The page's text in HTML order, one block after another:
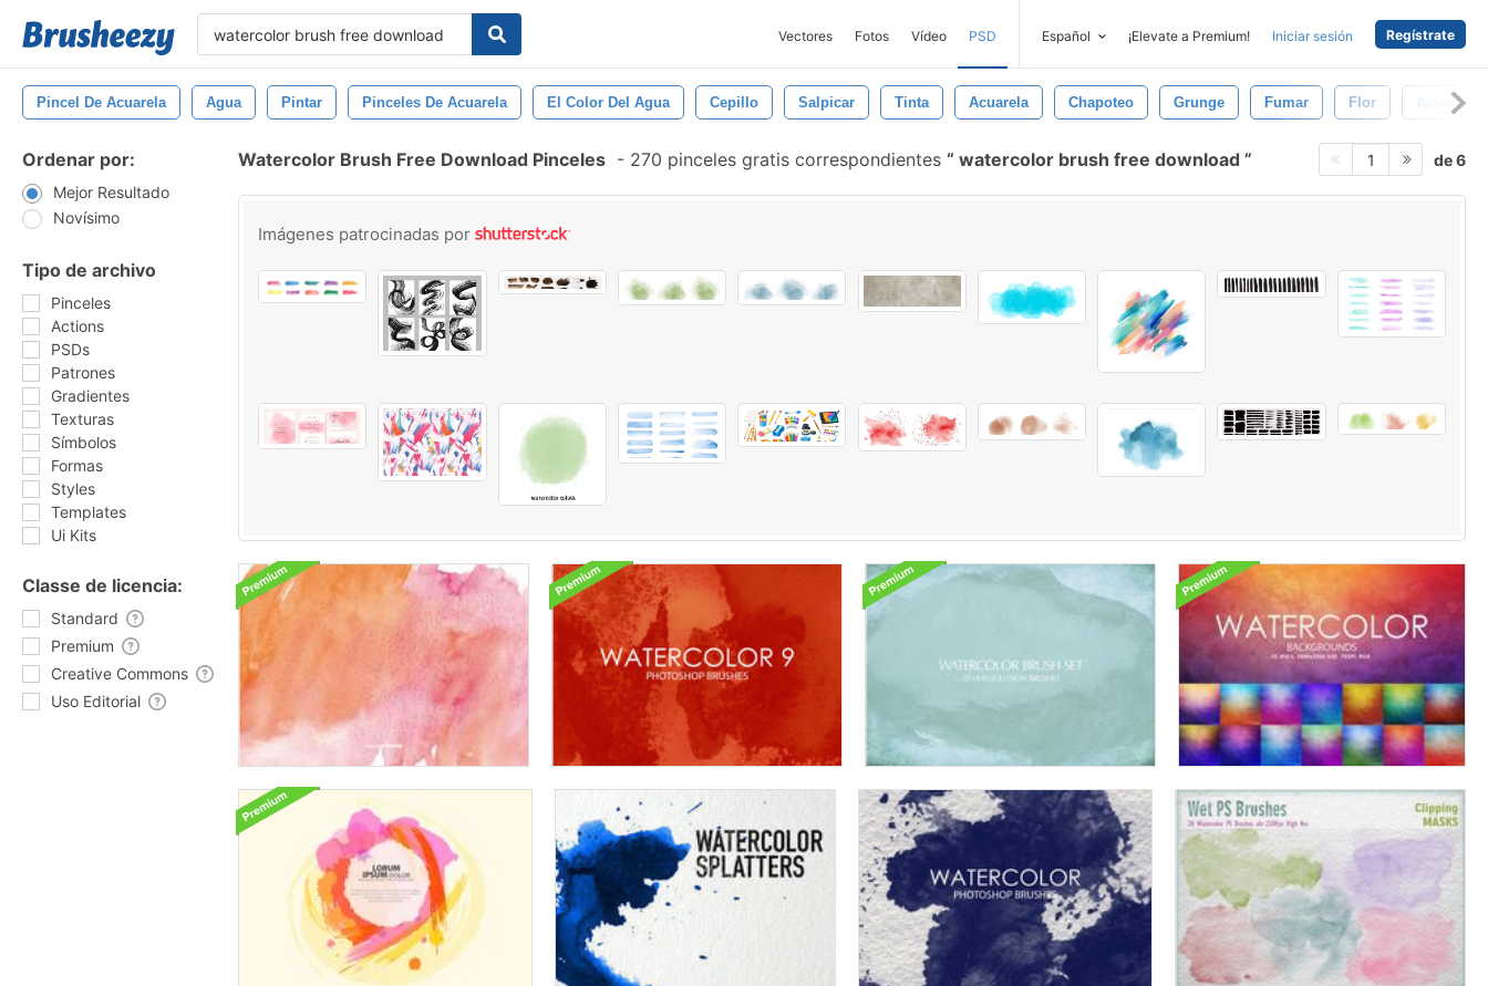
Vectores Fotos Vídeo PSD Español ¡Elevate a Premium! Iniciar sesión Regístrate
Pincel De Acuarela Agua Pintar Pinceles De Acuarela El Color Del Agua Cepillo Salpicar Tinta Acuarela Chapoteo Grunge Fumar Flor Acuarela
Ordenar por:
Mejor Resultado
Novísimo
Tipo de archivo
Pinceles
Actions
PSDs
Patrones
Gradientes
Texturas
Símbolos
Formas
Styles
Templates
Ui Kits
Classe de licencia:
Standard
Premium
Creative Commons
Uso Editorial
Watercolor Brush Free Download Pinceles - 270 pinceles gratis correspondientes watercolor brush free download 1 de 6
Imágenes patrocinadas por